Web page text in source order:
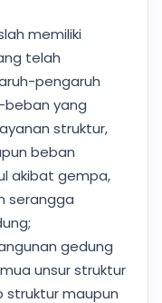
memiliki
telah
pengaruh
beban yang
struktur,
beban
akibat gempa,
serangga
gedung
unsur struktur
struktur maupun